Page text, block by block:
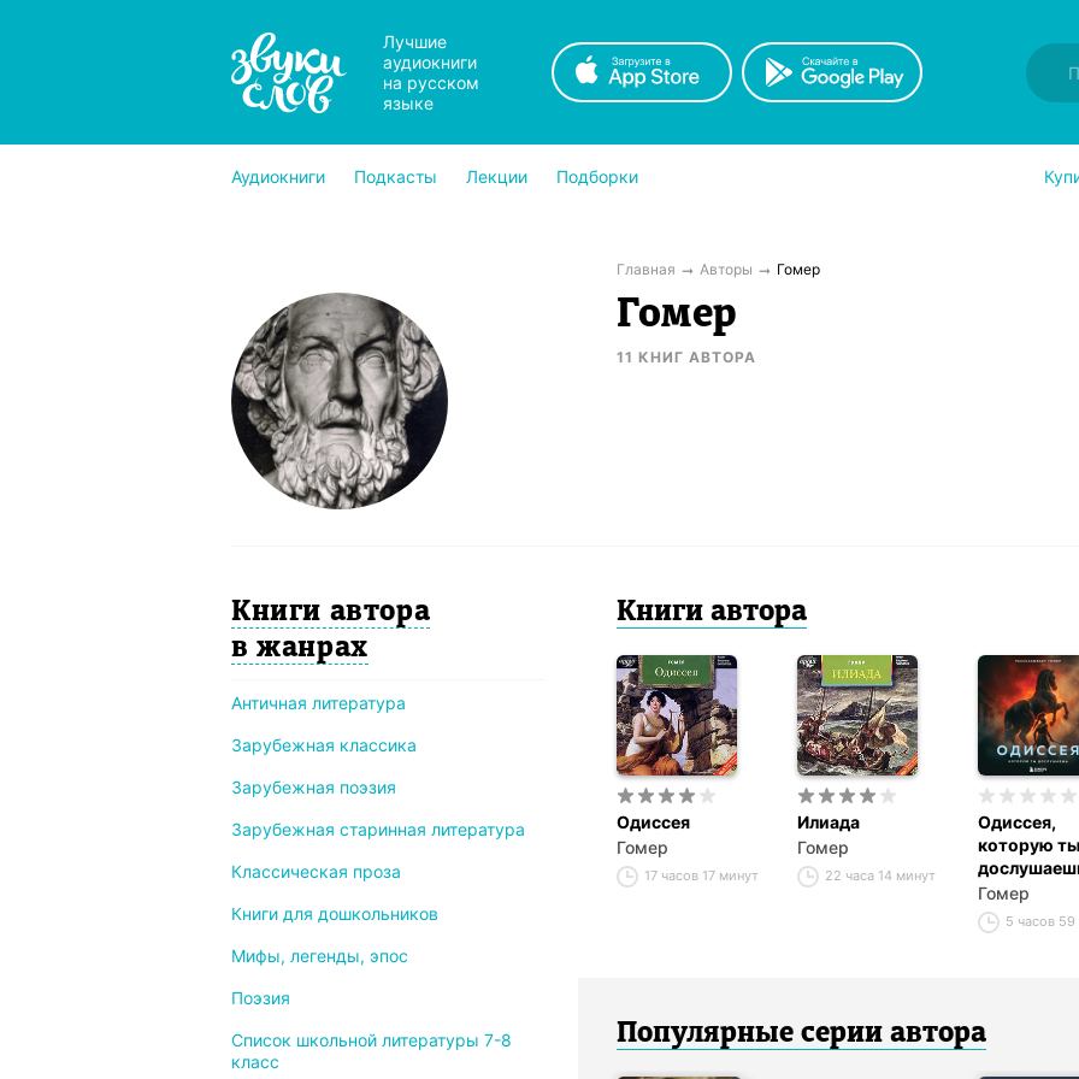
Лучшие
аудиокниги
на русском
языке
Аудиокниги Подкасты Лекции Подборки
Главная Авторы Гомер
Гомер
11 КНИГ АВТОРА
Книги автора
в жанрах
Античная литература
Зарубежная классика
Зарубежная поэзия
Зарубежная старинная литература
Классическая проза
Книги для дошкольников
Мифы, легенды, эпос
Поэзия
Список школьной литературы 7-8
класс
Книги автора
Одиссея
Гомер
17 часов 17 минут
Илиада
Гомер
22 часа 14 минут
Одиссея,
которую ты
Гомер
5 часов
Популярные серии автора